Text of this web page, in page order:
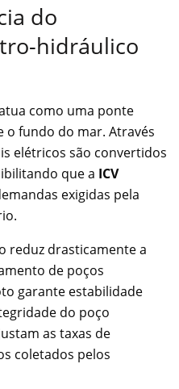
do
hidráulico
como uma ponte
o fundo do mar. Através
elétricos são convertidos
que a ICV
exigidas pela
reduz drasticamente a
de poços
garante estabilidade
do poço
as taxas de
coletados pelos